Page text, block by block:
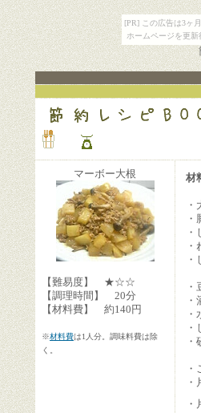
[PR] この広告は3ヶ
ホームページを更
マーボー大根
【難易度】 ★☆☆
【調理時間】 20分
【材料費】 約140円
※材料費は1人分。調味料費は除
く。
材
・
・
・
・
・